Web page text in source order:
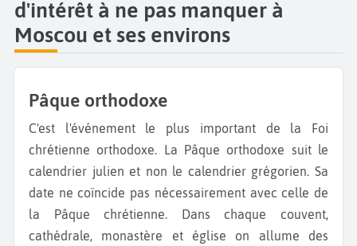
d'intérêt à ne pas manquer à
Moscou et ses environs
Pâque orthodoxe
C'est l'événement le plus important de la Foi
chrétienne orthodoxe. La Pâque orthodoxe suit le
calendrier julien et non le calendrier grégorien. Sa
date ne coïncide pas nécessairement avec celle de
la Pâque chrétienne. Dans chaque couvent,
cathédrale, monastère et église on allume des